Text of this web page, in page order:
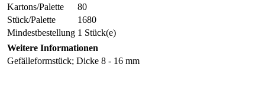
Kartons/Palette
80
Stück/Palette
1680
Mindestbestellung 1 Stück(e)
Weitere Informationen
Gefälleformstück; Dicke 8 - 16 mm